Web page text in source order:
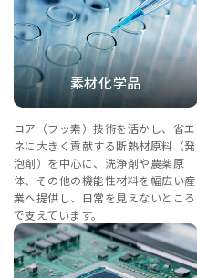
素材化学品
コア（フッ素）技術を活かし、省エ
ネに大きく貢献する断熱材原料（発
泡剤）を中心に、洗浄剤や農薬原
体、その他の機能性材料を幅広い産
業へ提供し、日常を見えないところ
で支えています。